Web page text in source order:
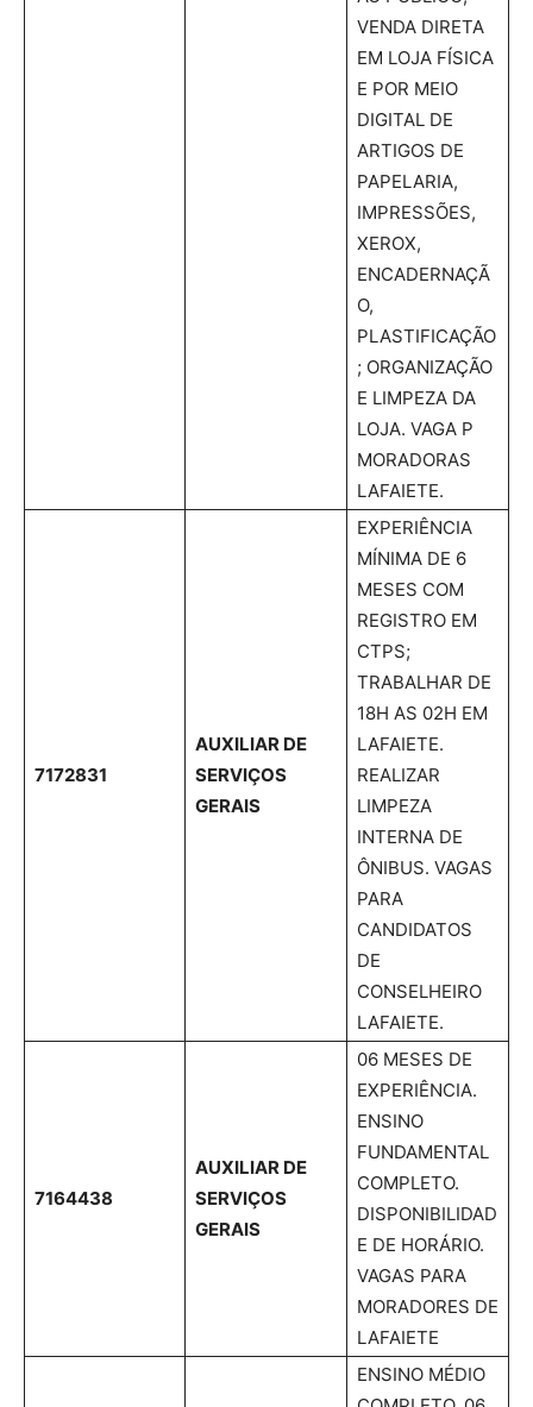
VENDA DIRETA
EM LOJA FÍSICA
E POR MEIO
DIGITAL DE
ARTIGOS DE
PAPELARIA,
IMPRESSÕES,
XEROX,
ENCADERNAÇÃ
O,
PLASTIFICAÇÃO
; ORGANIZAÇÃO
E LIMPEZA DA
LOJA. VAGA P
MORADORAS
LAFAIETE.
7172831
AUXILIAR DE
SERVIÇOS
GERAIS
EXPERIÊNCIA
MÍNIMA DE 6
MESES COM
REGISTRO EM
CTPS;
TRABALHAR DE
18H AS 02H EM
LAFAIETE.
REALIZAR
LIMPEZA
INTERNA DE
ÔNIBUS. VAGAS
PARA
CANDIDATOS
DE
CONSELHEIRO
LAFAIETE.
7164438
AUXILIAR DE
SERVIÇOS
GERAIS
06 MESES DE
EXPERIÊNCIA.
ENSINO
FUNDAMENTAL
COMPLETO.
DISPONIBILIDAD
E DE HORÁRIO.
VAGAS PARA
MORADORES DE
LAFAIETE
ENSINO MÉDIO